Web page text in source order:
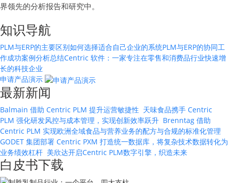
界领先的分析报告和研究中。
知识导航
PLM与ERP的主要区别如何选择适合自己企业的系统PLM与ERP的协同工
作成功案例分析总结Centric 软件：一家专注在零售和消费品行业快速增
长的科技企业
申请产品演示
最新新闻
Balmain 借助 Centric PLM 提升运营敏捷性 天味食品携手 Centric
PLM 强化研发风控与成本管理，实现创新效率跃升 Brenntag 借助
Centric PLM 实现欧洲全域食品与营养业务的配方与合规的标准化管理
GODET 集团部署 Centric PXM 打造统一数据库，将复杂技术数据转化为
业务绩效杠杆 美欣达开启Centric PLM数字引擎，织造未来
白皮书下载